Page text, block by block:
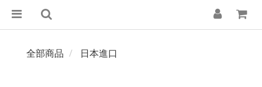
全部商品 日本進口